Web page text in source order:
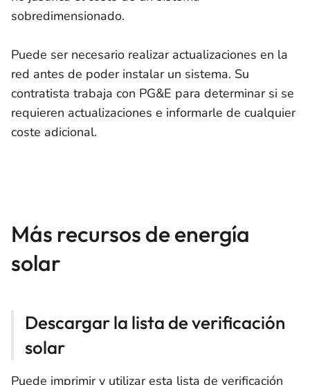
sobredimensionado.
Puede ser necesario realizar actualizaciones en la
red antes de poder instalar un sistema. Su
contratista trabaja con PG&E para determinar si se
requieren actualizaciones e informarle de cualquier
coste adicional.
Más recursos de energía
solar
Descargar la lista de verificación
solar
Puede imprimir y utilizar esta lista de verificación